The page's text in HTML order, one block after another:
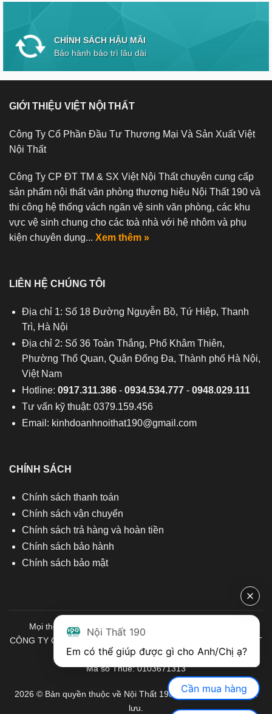
CHÍNH SÁCH HẬU MÃI
Bảo hành bảo trì lâu dài
GIỚI THIỆU VIỆT NỘI THẤT
Công Ty Cổ Phần Đầu Tư Thương Mại Và Sản Xuất Việt
Nội Thất
Công Ty CP ĐT TM & SX Việt Nội Thất chuyên cung cấp
sản phẩm nội thất văn phòng thương hiệu Nội Thất 190 và
thi công hệ thống vách ngăn vệ sinh văn phòng, các khu
vực vệ sinh chung cho các toà nhà với hệ nhôm và phụ
kiện chuyên dụng... Xem thêm »
LIÊN HỆ CHÚNG TÔI
Địa chỉ 1: Số 18 Đường Nguyễn Bồ, Tứ Hiệp, Thanh
Trì, Hà Nội
Địa chỉ 2: Số 36 Toàn Thắng, Phố Khâm Thiên,
Phường Thổ Quan, Quận Đống Đa, Thành phố Hà Nội,
Việt Nam
Hotline: 0917.311.386- 0934.534.777- 0948.029.111
Tư vấn kỹ thuật: 0379.159.456
Email: kinhdoanhnoithat190@gmail.com
CHÍNH SÁCH
Chính sách thanh toán
Chính sách vận chuyển
Chính sách trả hàng và hoàn tiền
Chính sách bảo hành
Chính sách bảo mật
Mọi thông tin quý khách hàng vui lòng liên hệ chúng tôi:
CÔNG TY CỔ PHẦN ĐẦU TƯ THƯƠNG MẠI VÀ SẢN XUẤT VIỆT
NỘI THẤT
Mã số Thuế: 0103671313
2026 © Bản quyền thuộc về Nội Thất 190. Mọi quyền được bảo
lưu.
Nội Thất 190
Cần mua hàng